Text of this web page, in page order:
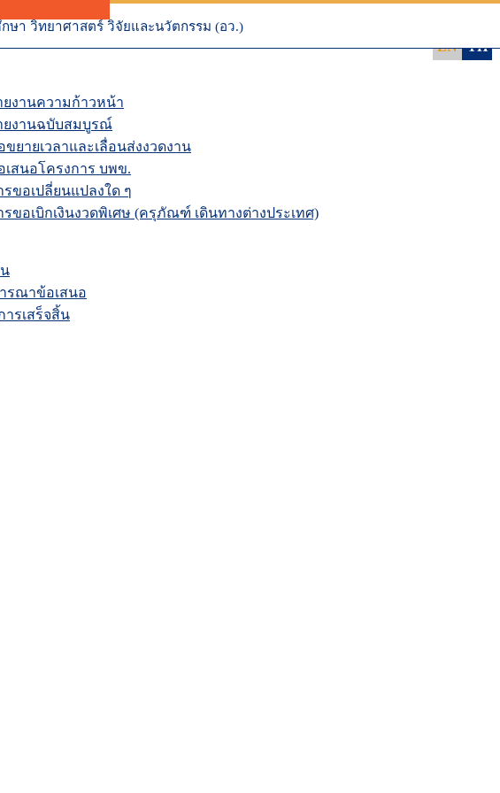
ษา วิทยาศาสตร์ วิจัยและนวัตกรรม (อว.)
EN
TH
วามก้าวหน้าในระบบ NRIIS
งานความก้าวหน้า
ยงานฉบับสมบูรณ์
ยายเวลาและเลื่อนส่งงวดงาน
สนอโครงการ บพข.
ขอเปลี่ยนแปลงใด ๆ
ขอเบิกเงินงวดพิเศษ (ครุภัณฑ์ เดินทางต่างประเทศ)
รณาข้อเสนอ
ารเสร็จสิ้น